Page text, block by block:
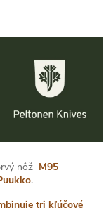
nôž M95
.
tri kľúčové